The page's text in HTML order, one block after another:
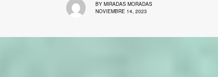
BY MIRADAS MORADAS
NOVIEMBRE 14, 2023